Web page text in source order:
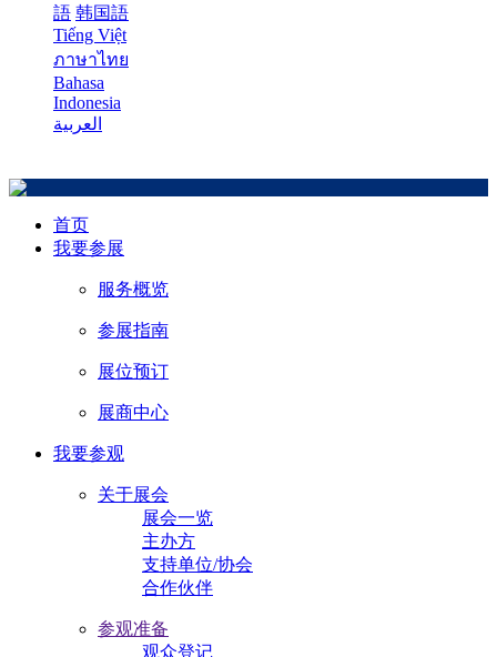
語 韩国語
Tiếng Việt
ภาษาไทย
Bahasa
Indonesia
العربية
首页
我要参展
服务概览
参展指南
展位预订
展商中心
我要参观
关于展会
展会一览
主办方
支持单位/协会
合作伙伴
参观准备
观众登记